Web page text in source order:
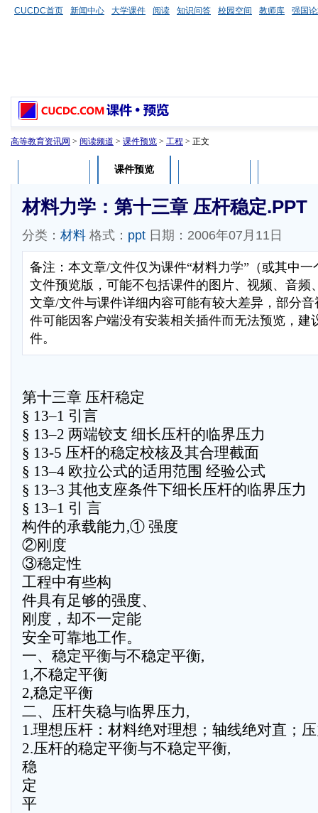
CUCDC首页 新闻中心 大学课件 阅读 知识问答 校园空间 教师库 强国
高等教育资讯网 > 阅读频道 > 课件预览 > 工程 > 正文
课件预览
材料力学：第十三章 压杆稳定.PPT
分类： 材料 格式： ppt 日期：2006年07月11日
备注：本文章/文件仅为课件“材料力学”（或其中
文件预览版，可能不包括课件的图片、视频、音频
文章/文件与课件详细内容可能有较大差异，部分
件可能因客户端没有安装相关插件而无法预览，建
件。
第十三章 压杆稳定
§ 13–1 引言
§ 13–2 两端铰支 细长压杆的临界压力
§ 13-5 压杆的稳定校核及其合理截面
§ 13–4 欧拉公式的适用范围 经验公式
§ 13–3 其他支座条件下细长压杆的临界压力
§ 13–1 引 言
构件的承载能力,① 强度
②刚度
③稳定性
工程中有些构
件具有足够的强度、
刚度，却不一定能
安全可靠地工作。
一、稳定平衡与不稳定平衡,
1,不稳定平衡
2,稳定平衡
二、压杆失稳与临界压力,
1.理想压杆：材料绝对理想；轴线绝对直；
2.压杆的稳定平衡与不稳定平衡,
稳
定
平